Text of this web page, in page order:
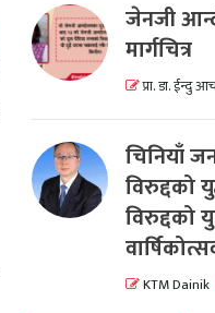
जेनजी
मार्गचित्र
प्रा. डा. ईन्दु
चिनियाँ
विरुद्दको
विरुद्दको
KTM Dainik